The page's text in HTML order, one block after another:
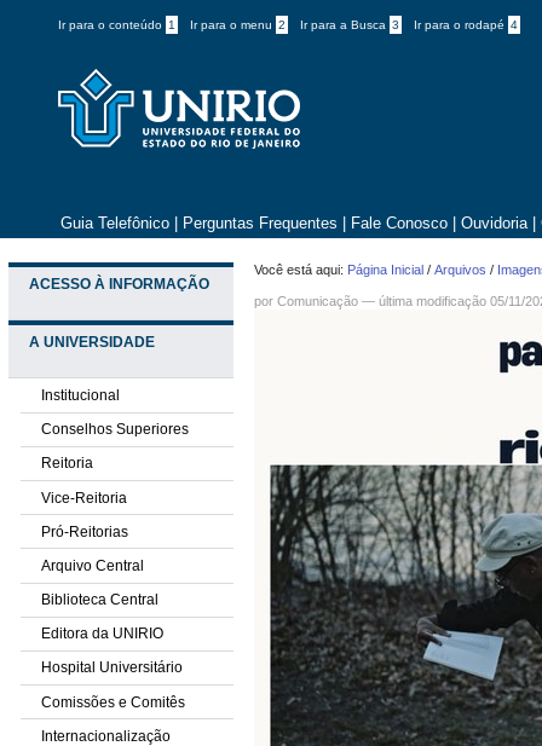
Ir para o conteúdo 1 Ir para o menu 2 Ir para a Busca 3 Ir para o rodapé 4
Guia Telefônico Perguntas Frequentes Fale Conosco Ouvidoria
ACESSO À INFORMAÇÃO
A UNIVERSIDADE
Institucional
Conselhos Superiores
Reitoria
Vice-Reitoria
Pró-Reitorias
Arquivo Central
Biblioteca Central
Editora da UNIRIO
Hospital Universitário
Comissões e Comitês
Internacionalização
Você está aqui: Página Inicial /Arquivos /
porComunicação —última modificação 05/11/